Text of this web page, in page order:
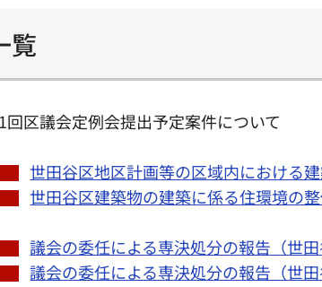
覧
回区議会定例会提出予定案件について
世田谷区地区計画等の区域内における
世田谷区建築物の建築に係る住環境の
議会の委任による専決処分の報告（世
議会の委任による専決処分の報告（世